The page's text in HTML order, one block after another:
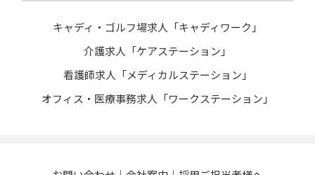
キャディ・ゴルフ場求人「キャディワーク」
介護求人「ケアステーション」
看護師求人「メディカルステーション」
オフィス・医療事務求人「ワークステーション」